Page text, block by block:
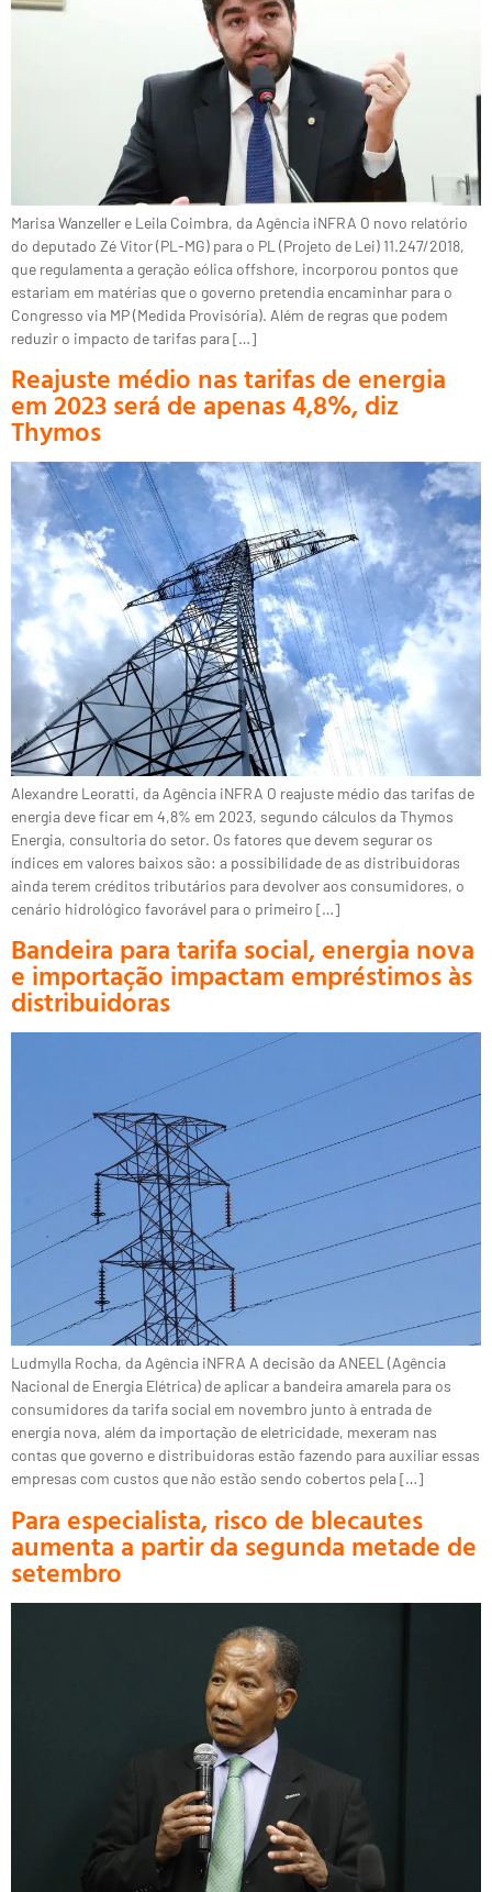
Marisa Wanzeller e Leila Coimbra, da Agência iNFRA O novo relatório
do deputado Zé Vitor (PL-MG) para o PL (Projeto de Lei) 11.247/2018,
que regulamenta a geração eólica offshore, incorporou pontos que
estariam em matérias que o governo pretendia encaminhar para o
Congresso via MP (Medida Provisória). Além de regras que podem
reduzir o impacto de tarifas para […]
Reajuste médio nas tarifas de energia
em 2023 será de apenas 4,8%, diz
Thymos
Alexandre Leoratti, da Agência iNFRA O reajuste médio das tarifas de
energia deve ficar em 4,8% em 2023, segundo cálculos da Thymos
Energia, consultoria do setor. Os fatores que devem segurar os
índices em valores baixos são: a possibilidade de as distribuidoras
ainda terem créditos tributários para devolver aos consumidores, o
cenário hidrológico favorável para o primeiro […]
Bandeira para tarifa social, energia nova
e importação impactam empréstimos às
distribuidoras
Ludmylla Rocha, da Agência iNFRA A decisão da ANEEL (Agência
Nacional de Energia Elétrica) de aplicar a bandeira amarela para os
consumidores da tarifa social em novembro junto à entrada de
energia nova, além da importação de eletricidade, mexeram nas
contas que governo e distribuidoras estão fazendo para auxiliar essas
empresas com custos que não estão sendo cobertos pela […]
Para especialista, risco de blecautes
aumenta a partir da segunda metade de
setembro